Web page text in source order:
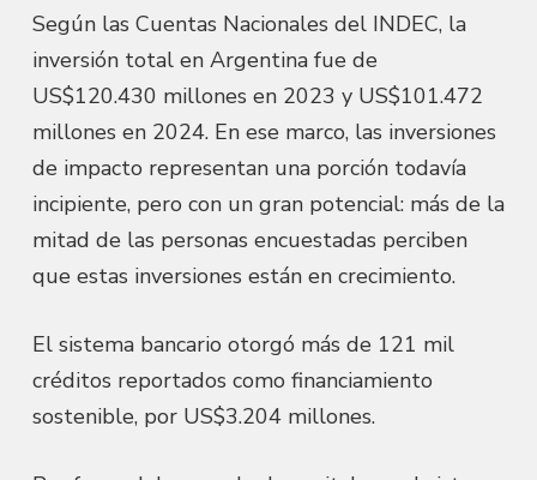
Según las Cuentas Nacionales del INDEC, la
inversión total en Argentina fue de
US$120.430 millones en 2023 y US$101.472
millones en 2024. En ese marco, las inversiones
de impacto representan una porción todavía
incipiente, pero con un gran potencial: más de la
mitad de las personas encuestadas perciben
que estas inversiones están en crecimiento.
El sistema bancario otorgó más de 121 mil
créditos reportados como financiamiento
sostenible, por US$3.204 millones.